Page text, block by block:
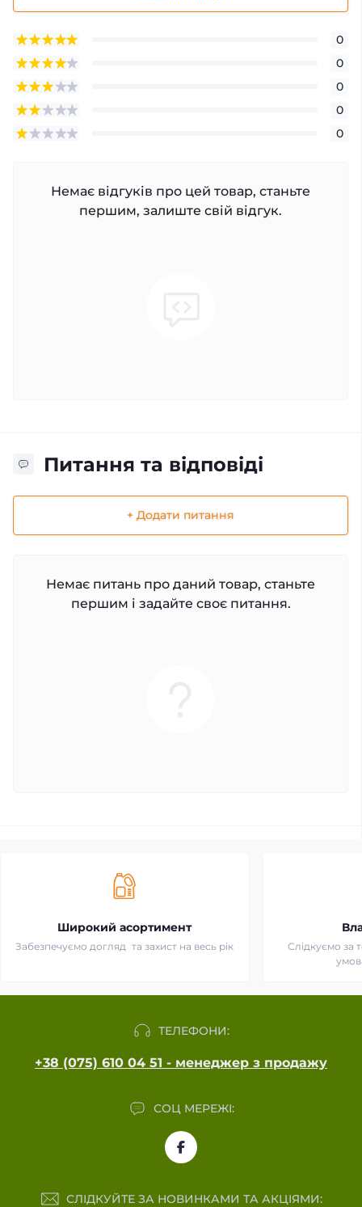
0
0
0
0
0
Немає відгуків про цей товар, станьте
першим, залиште свій відгук.
Питання та відповіді
+ Додати питання
Немає питань про даний товар, станьте
першим і задайте своє питання.
Широкий асортимент
Забезпечуємо догляд та захист на весь рік
Слідкуємо за
ТЕЛЕФОНИ:
+38 (075) 610 04 51 - менеджер з продажу
СОЦ МЕРЕЖІ:
СЛІДКУЙТЕ ЗА НОВИНКАМИ ТА АКЦІЯМИ: